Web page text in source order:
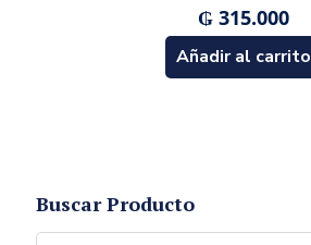
₲ 315.000
Añadir al carrito
Buscar Producto